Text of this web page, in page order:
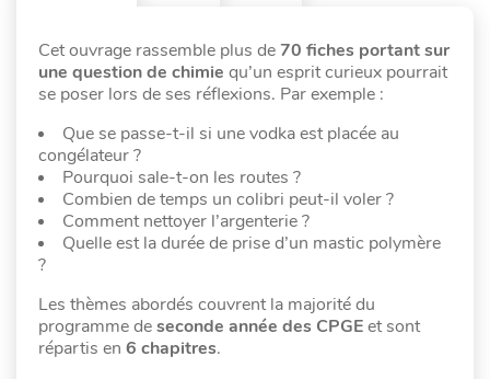
Cet ouvrage rassemble plus de70 fiches portant sur
une question de chimie qu’un esprit curieux pourrait
se poser lors de ses réflexions. Par exemple :
Que se passe-t-il si une vodka est placée au
congélateur ?
Pourquoi sale-t-on les routes ?
Combien de temps un colibri peut-il voler ?
Comment nettoyer l’argenterie ?
Quelle est la durée de prise d’un mastic polymère
?
Les thèmes abordés couvrent la majorité du
programme deseconde année des CPGEet sont
répartis en 6 chapitres.